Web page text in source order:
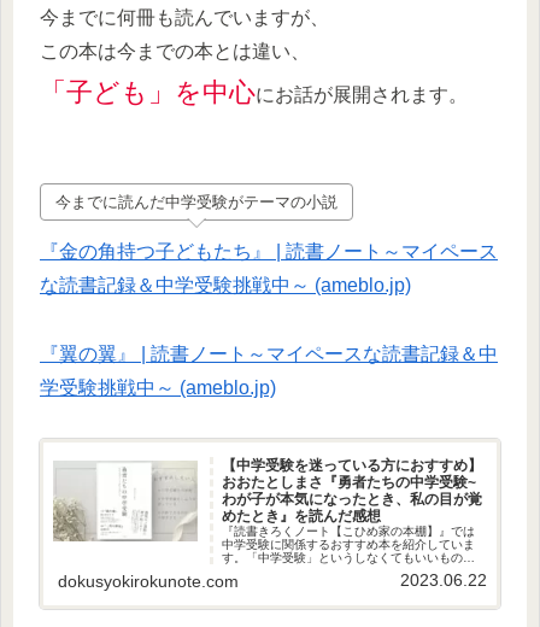
今までに何冊も読んでいますが、
この本は今までの本とは違い、
「子ども」を中心にお話が展開されます。
今までに読んだ中学受験がテーマの小説
『金の角持つ子どもたち』 | 読書ノート～マイペース
な読書記録＆中学受験挑戦中～ (ameblo.jp)
『翼の翼』 | 読書ノート～マイペースな読書記録＆中
学受験挑戦中～ (ameblo.jp)
【中学受験を迷っている方におすすめ】
おおたとしまさ『勇者たちの中学受験~
わが子が本気になったとき、私の目が覚
めたとき』を読んだ感想
『読書きろくノート【こひめ家の本棚】』では
中学受験に関係するおすすめ本を紹介していま
す。「中学受験」というしなくてもいいものに
中学受験を考えている、興味がある方は是非読
dokusyokirokunote.com 2023.06.22